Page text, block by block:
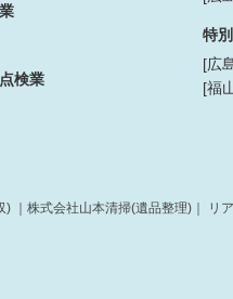
検業
特
[広
[福
) 株式会社山本清掃(遺品整理) リ